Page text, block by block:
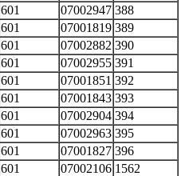
601 07002947 388
601 07001819 389
601 07002882 390
601 07002955 391
601 07001851 392
601 07001843 393
601 07002904 394
601 07002963 395
601 07001827 396
601 07002106 1562